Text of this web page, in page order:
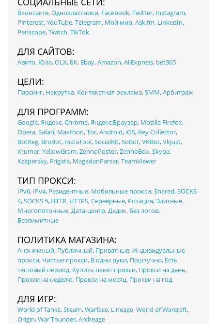
Вконтакте,Одноклассники, Facebook,Twitter, Instagram,
Pinterest,YouTube,Telegram, Мой мир,Ask.fm, LinkedIn,
Periscope,Twitch,TikTok
ДЛЯ САЙТОВ:
Авито, Юла,OLX, БК, Ebay,Amazon,AliExpress, bet365
ЦЕЛИ:
Парсинг, Накрутка, Контекстная реклама,SMM,Арбитраж
ДЛЯ ПРОГРАММ:
Google, Яндекс,Chrome, Яндекс.Браузер, Mozilla Firefox,
Opera,Safari, Maxthon,Tor,Android, iOS, Key Collector,
BotReg, BroBot, InstaTool,SocialKit,SoBot,VKBot,Vkjust,
Xrumer,YellowGram,ZennoPoster,ZennoBox,Skype,
Kaspersky, Frigate, MagadanParser,TeamViewer
ТИП ПРОКСИ:
IPv6, IPv4, Резидентные, Мобильные прокси,Shared,SOCKS
4,SOCKS 5, HTTP, HTTPS,Серверные, Ротация,Элитные,
Многопоточные, Дата-центр, Дедик, Без логов,
Безлимитные
ПОЛИТИКА МАГАЗИНА:
Анонимный, Публичный, Приватные, Индивидуальные
прокси, Чистые прокси, В одни руки, Поштучно, Есть
тестовый период, Купить пакет прокси, Прокси на день,
Прокси на неделю, Прокси на месяц, Прокси на год
ДЛЯ ИГР:
World of Tanks,Steam,Warface, Lineage,World of Warcraft,
Origin,War Thunder,Archeage